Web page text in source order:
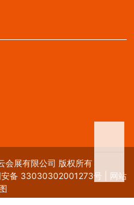
展有限公司 版权所有
安备 33030302001273号
网站